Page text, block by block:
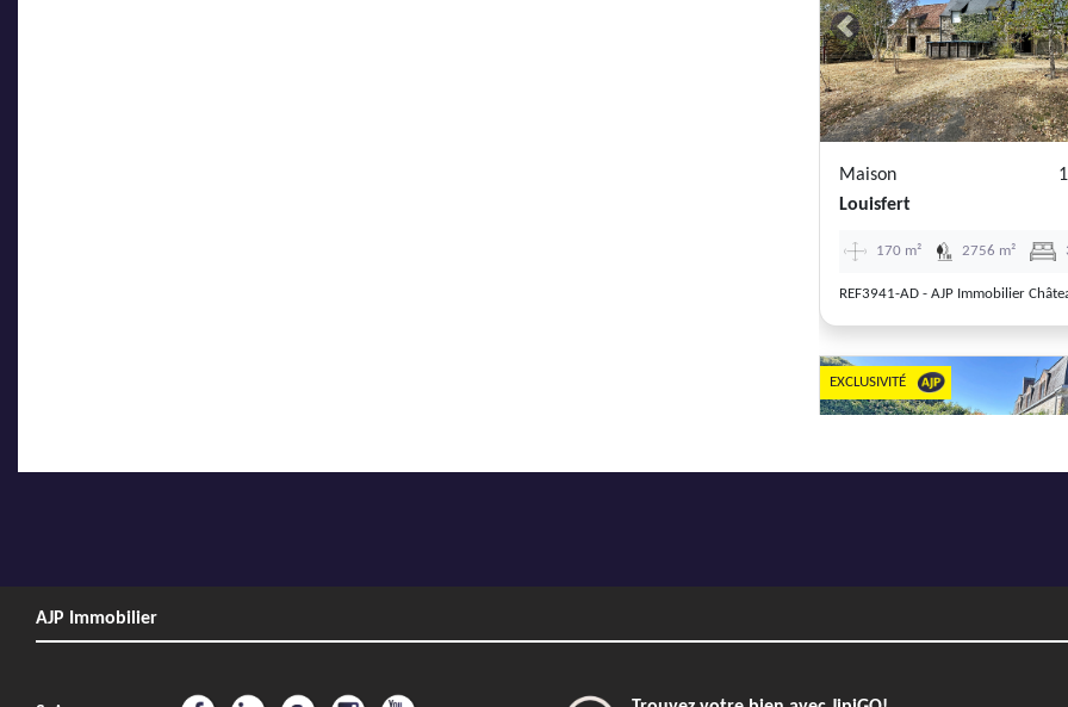
Previous
Maison
Louisfert
170 m² 2756 m²
REF3941-AD - AJP Immobilier
EXCLUSIVITÉ
111 m²
AJP Immobilier